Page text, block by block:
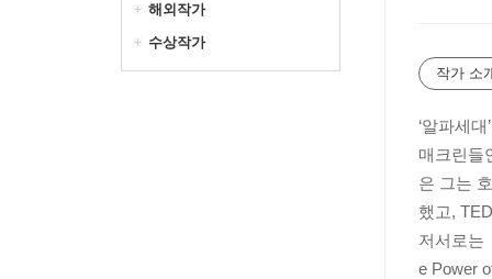
해외작가
수상작가
작가 소
‘알파세
매크린들
은 그는
했고,
저서로는
e Power